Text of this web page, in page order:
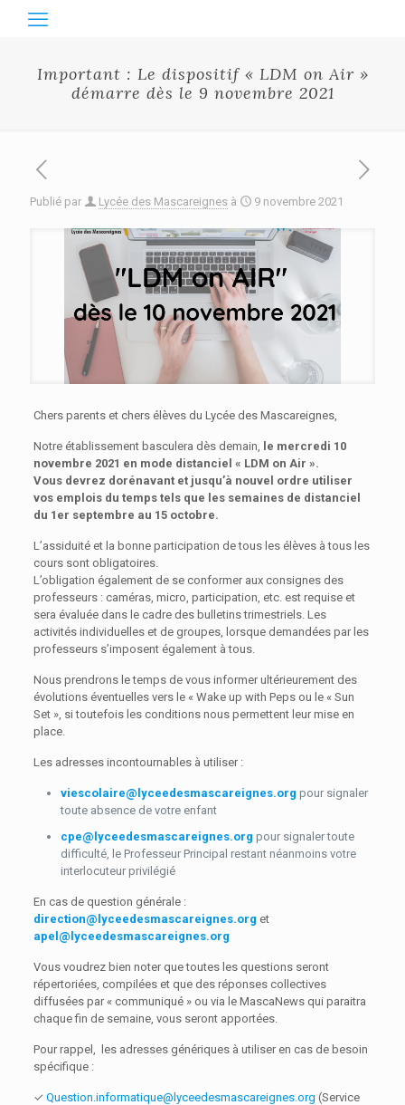
Important : Le dispositif « LDM on Air »
démarre dès le 9 novembre 2021
Publié par Lycée des Mascareignes à 9 novembre 2021
Chers parents et chers élèves du Lycée des Mascareignes,
Notre établissement basculera dès demain,
le mercredi 10
novembre 2021 en mode distanciel « LDM on Air ».
Vous devrez dorénavant et jusqu’à nouvel ordre utiliser
vos emplois du temps tels que les semaines de distanciel
du 1er septembre au 15 octobre.
L’assiduité et la bonne participation de tous les élèves à tous les
cours sont obligatoires.
L’obligation également de se conformer aux consignes des
professeurs : caméras, micro, participation, etc. est requise et
sera évaluée dans le cadre des bulletins trimestriels. Les
activités individuelles et de groupes, lorsque demandées par les
professeurs s’imposent également à tous.
Nous prendrons le temps de vous informer ultérieurement des
évolutions éventuelles vers le « Wake up with Peps ou le « Sun
Set », si toutefois les conditions nous permettent leur mise en
place.
Les adresses incontournables à utiliser :
viescolaire@lyceedesmascareignes.org pour signaler
toute absence de votre enfant
cpe@lyceedesmascareignes.org pour signaler toute
difficulté, le Professeur Principal restant néanmoins votre
interlocuteur privilégié
En cas de question générale :
direction@lyceedesmascareignes.org et
apel@lyceedesmascareignes.org
Vous voudrez bien noter que toutes les questions seront
répertoriées, compilées et que des réponses collectives
diffusées par « communiqué » ou via le MascaNews qui paraitra
chaque fin de semaine, vous seront apportées.
Pour rappel, les adresses génériques à utiliser en cas de besoin
spécifique :
✓ Question.informatique@lyceedesmascareignes.org (Service